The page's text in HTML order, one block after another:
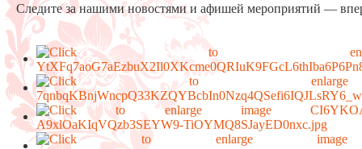
Следите за нашими новостями и афишей мероприятий —